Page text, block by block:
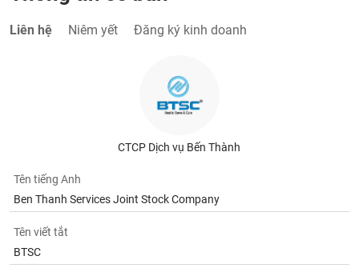
Liên hệ Niêm yết Đăng ký kinh doanh
CTCP Dịch vụ Bến Thành
Tên tiếng Anh
Ben Thanh Services Joint Stock Company
Tên viết tắt
BTSC